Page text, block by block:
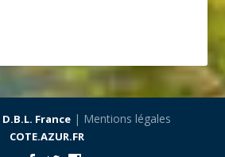
D.B.L. France| Mentions légales
COTE.AZUR.FR